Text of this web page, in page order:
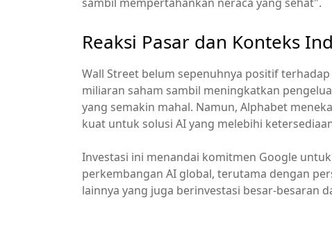
Reaksi Pasar dan Konteks
Wall Street belum sepenuhnya positif
miliaran saham sambil meningkatkan
yang semakin mahal. Namun, Alphabet
kuat untuk solusi AI yang melebihi
Investasi ini menandai komitmen Google
perkembangan AI global, terutama dengan
lainnya yang juga berinvestasi besar-besaran